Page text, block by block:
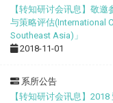
【转知研讨会讯息】敬
与策略评估(International
Southeast Asia)」
2018-11-01
系所公告
【转知研讨会讯息】